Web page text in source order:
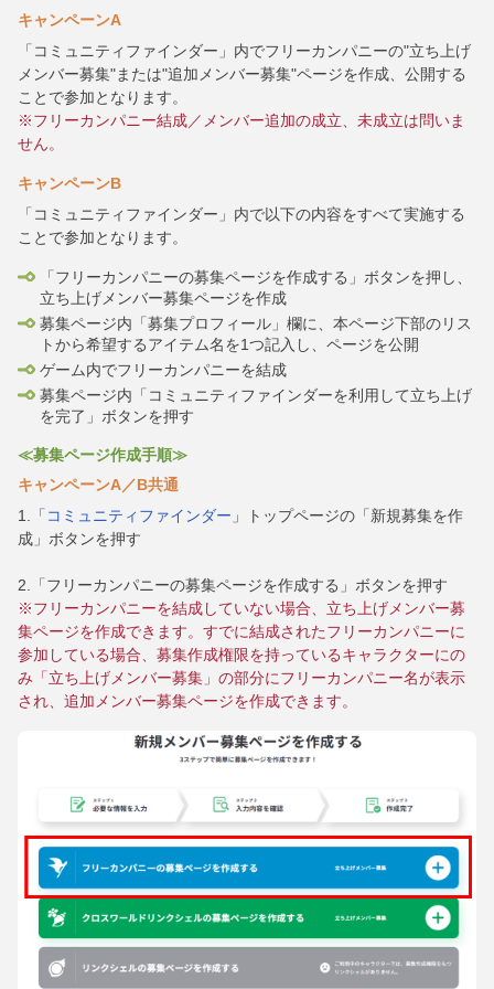
キャンペーンA
「コミュニティファインダー」内でフリーカンパニーの"立ち上げ
メンバー募集"または"追加メンバー募集"ページを作成、公開する
ことで参加となります。
※フリーカンパニー結成／メンバー追加の成立、未成立は問いま
せん。
キャンペーンB
「コミュニティファインダー」内で以下の内容をすべて実施する
ことで参加となります。
「フリーカンパニーの募集ページを作成する」ボタンを押し、
立ち上げメンバー募集ページを作成
募集ページ内「募集プロフィール」欄に、本ページ下部のリス
トから希望するアイテム名を1つ記入し、ページを公開
ゲーム内でフリーカンパニーを結成
募集ページ内「コミュニティファインダーを利用して立ち上げ
を完了」ボタンを押す
≪募集ページ作成手順≫
キャンペーンA／B共通
1.「 コミュニティファインダー 」トップページの「新規募集を作
成」ボタンを押す
2.「フリーカンパニーの募集ページを作成する」ボタンを押す
※フリーカンパニーを結成していない場合、立ち上げメンバー募
集ページを作成できます。すでに結成されたフリーカンパニーに
参加している場合、募集作成権限を持っているキャラクターにの
み「立ち上げメンバー募集」の部分にフリーカンパニー名が表示
され、追加メンバー募集ページを作成できます。